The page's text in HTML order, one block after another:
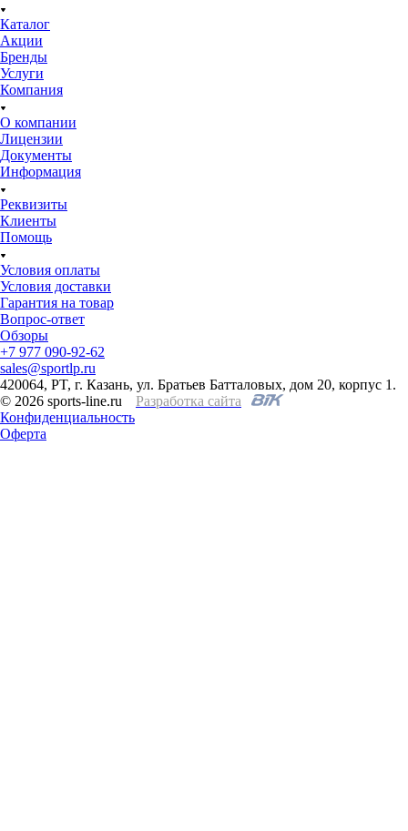
Каталог
Акции
Бренды
Услуги
Компания
О компании
Лицензии
Документы
Информация
Реквизиты
Клиенты
Помощь
Условия оплаты
Условия доставки
Гарантия на товар
Вопрос-ответ
Обзоры
+7 977 090-92-62
sales@sportlp.ru
420064, PT, г. Казань, ул. Братьев Батталовых, дом 20, корпус 1.
© 2026 sports-line.ru
Разработка сайта
Конфиденциальность
Оферта